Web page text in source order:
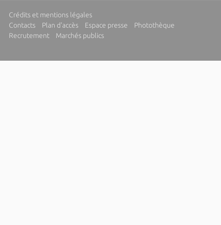
Crédits et mentions légales
Contacts
Plan d'accès Espace presse
Photothèque
Recrutement
Marchés publics